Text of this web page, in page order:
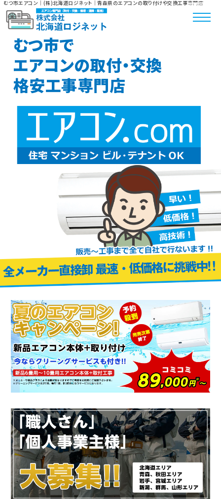
むつ市エアコン｜(株)北海道ロジネット｜青森県のエアコンの取り付けや交換工事専門店
むつ市で
エアコンの取付・交換
格安工事専門店